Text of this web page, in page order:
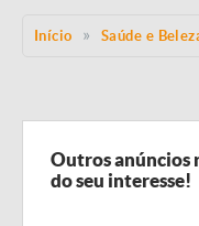
Início Saúde e
Outros anúncios
do seu interesse!